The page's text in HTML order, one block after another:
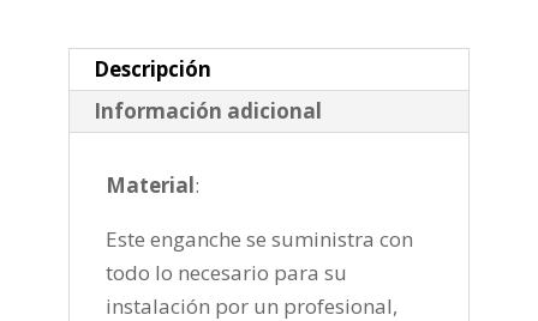
2009-
2011
Descripción
Información adicional
Material:
Este enganche se suministra con
todo lo necesario para su
instalación por un profesional,